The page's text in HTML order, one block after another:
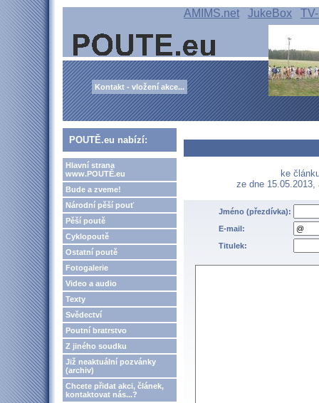
AMIMS.net JukeBox
Kontakt - vložení akce...
POUTĚ.eu nabízí:
Hlavní strana
www.POUTĚ.eu
Bude a zveme!
Národní pěší pouť
Pěší poutě
Cyklopoutě
Ostatní poutě
Fotogalerie
Video a audio
Texty
Svědectví
Poutní bratrstvo
Z jiného soudku
Již neaktuální pozvánky
(archiv)
Chcete přidat akci, článek,
kontaktovat nás...?
ke
ze dne
Jméno (přezdívka):
E-mail:
Titulek: